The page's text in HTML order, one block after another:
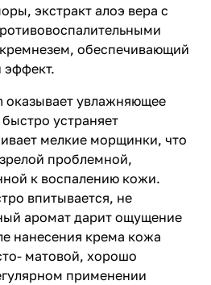
экстракт алоэ вера с
обеспечивающий
оказывает увлажняющее
устраняет
мелкие морщинки, что
проблемной,
к воспалению кожи.
впитывается, не
аромат дарит ощущение
нанесения крема кожа
матовой, хорошо
применении